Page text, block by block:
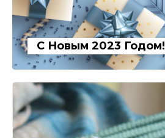
С Новым 2023 Годом!